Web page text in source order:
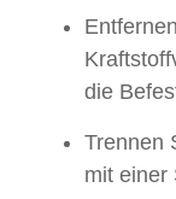
die
Trennen
mit einer